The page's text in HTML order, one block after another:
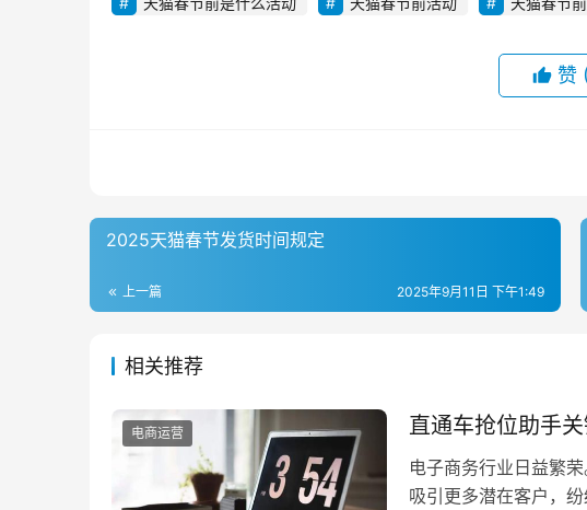
赞
2025天猫春节发货时间规定
上一篇 2025年9月11日 下午1:49
相关推荐
电商运营 直通车抢位助手
电子商务行业日益繁
吸引更多潜在客户，